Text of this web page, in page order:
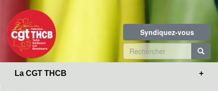
contenu
principal
Syndiquez-vous
Formulaire
de
La CGT THCB